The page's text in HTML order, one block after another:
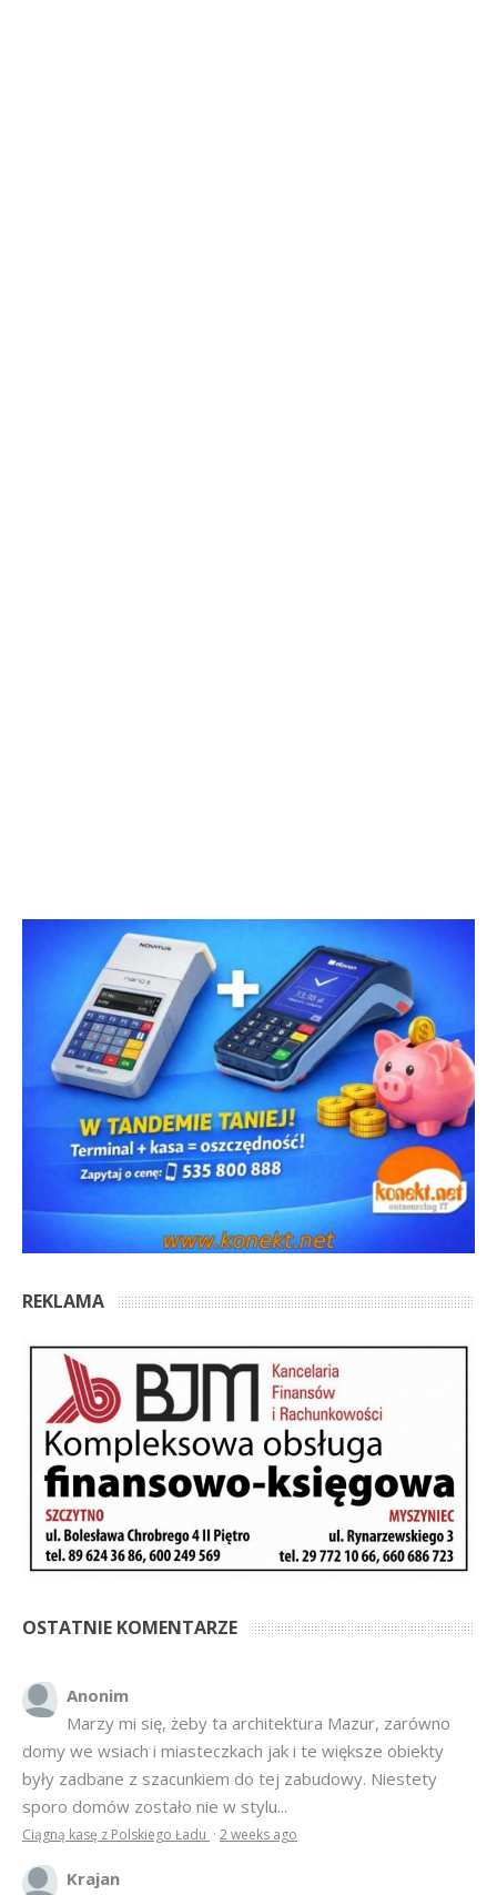
REKLAMA
OSTATNIE KOMENTARZE
Anonim
Marzy mi się, żeby ta architektura Mazur, zarówno
domy we wsiach i miasteczkach jak i te większe obiekty
były zadbane z szacunkiem do tej zabudowy. Niestety
sporo domów zostało nie w stylu...
Ciągną kasę z Polskiego Ładu · 2 weeks ago
Krajan